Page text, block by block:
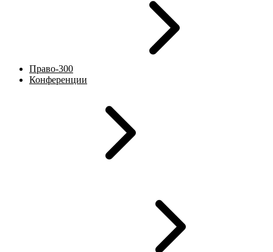
Право-300
Конференции